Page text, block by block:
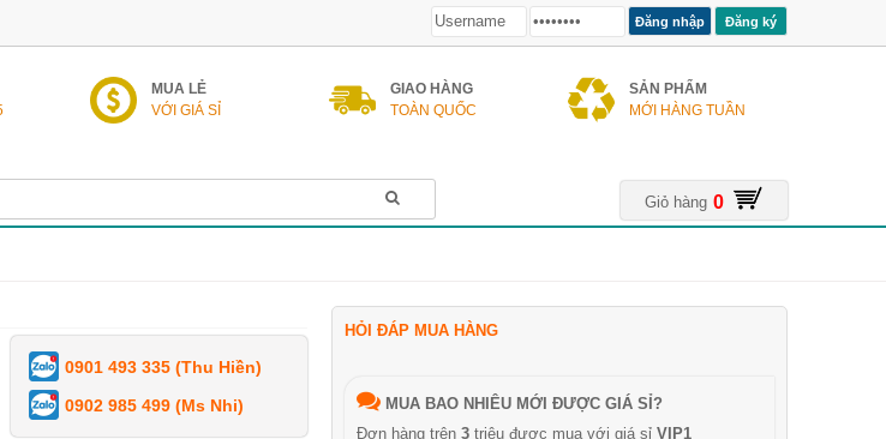
Đăng ký
MUA LẺ
VỚI GIÁ SỈ
GIAO HÀNG
TOÀN QUỐC
SẢN PHẨM
MỚI HÀNG TUẦN
Giỏ hàng 0
0901 493 335 (Thu Hiền)
0902 985 499 (Ms Nhi)
HỎI ĐÁP MUA HÀNG
MUA BAO NHIÊU MỚI ĐƯỢC GIÁ SỈ?
Đơn hàng trên 3 triệu được mua với giá sỉ VIP1